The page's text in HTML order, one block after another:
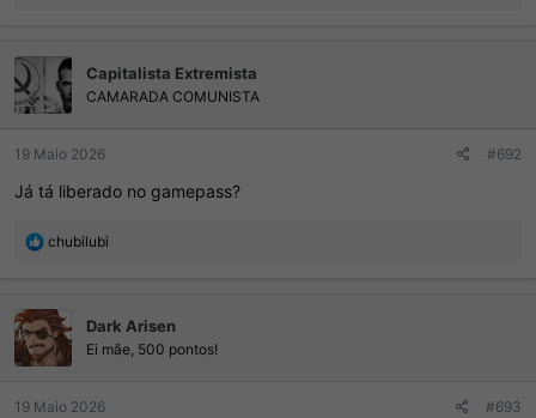
ç
e
s
Capitalista Extremista
CAMARADA COMUNISTA
19 Maio 2026 #692
Já tá liberado no gamepass?
R
ç
õ
e
s
chubilubi
Dark Arisen
Ei mãe, 500 pontos!
19 Maio 2026 #693